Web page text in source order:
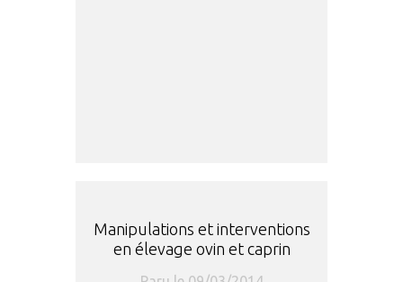
Manipulations et interventions
en élevage ovin et caprin